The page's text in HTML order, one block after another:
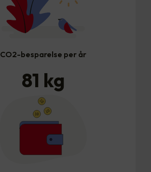
CO2-besparelse per år
81 kg